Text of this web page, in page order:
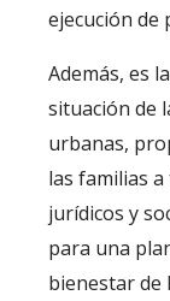
ejecución de
Además, es
situación de
urbanas,
las familias
jurídicos y
para una
bienestar de